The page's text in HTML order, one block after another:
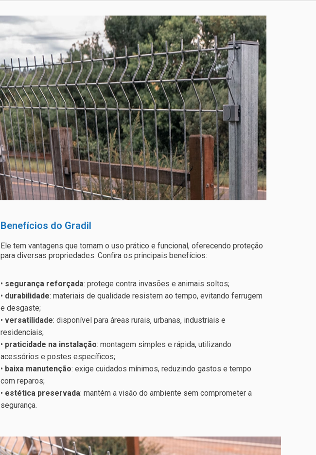
Benefícios do Gradil
Ele tem vantagens que tornam o uso prático e funcional, oferecendo proteção
para diversas propriedades. Confira os principais benefícios:
• segurança reforçada: protege contra invasões e animais soltos;
• durabilidade: materiais de qualidade resistem ao tempo, evitando ferrugem
e desgaste;
• versatilidade: disponível para áreas rurais, urbanas, industriais e
residenciais;
• praticidade na instalação: montagem simples e rápida, utilizando
acessórios e postes específicos;
• baixa manutenção: exige cuidados mínimos, reduzindo gastos e tempo
com reparos;
• estética preservada: mantém a visão do ambiente sem comprometer a
segurança.